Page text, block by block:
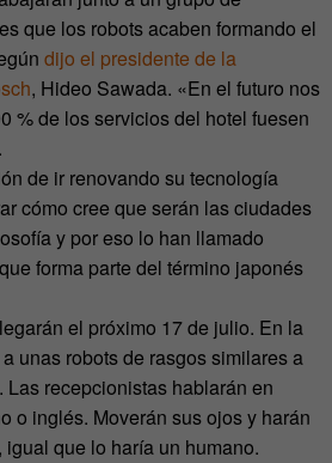
que los robots acaben formando el
dijo el presidente de la
, Hideo Sawada. «En el futuro nos
% de los servicios del hotel fuesen
de ir renovando su tecnología
cómo cree que serán las ciudades
y por eso lo han llamado
forma parte del término japonés
el próximo 17 de julio. En la
unas robots de rasgos similares a
recepcionistas hablarán en
o inglés. Moverán sus ojos y harán
que lo haría un humano.